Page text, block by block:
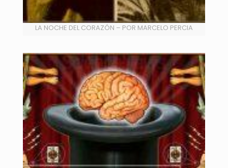
LA NOCHE DEL CORAZÓN – POR MARCELO PERCIA